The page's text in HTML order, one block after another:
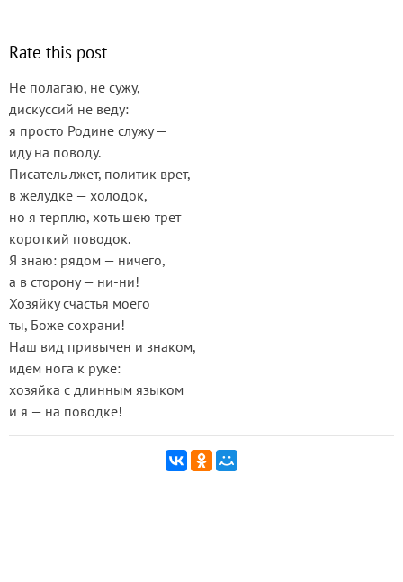
Rate this post
Не полагаю, не сужу,
дискуссий не веду:
я просто Родине служу —
иду на поводу.
Писатель лжет, политик врет,
в желудке — холодок,
но я терплю, хоть шею трет
короткий поводок.
Я знаю: рядом — ничего,
а в сторону — ни-ни!
Хозяйку счастья моего
ты, Боже сохрани!
Наш вид привычен и знаком,
идем нога к руке:
хозяйка с длинным языком
и я — на поводке!